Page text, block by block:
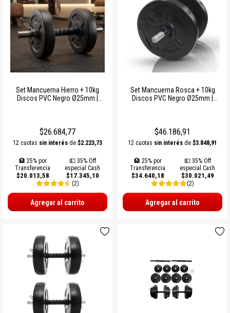
Set Mancuerna Hierro + 10kg
Discos PVC Negro Ø25mm |
$26.684,77
12 cuotas sin interés de $2.223,73
🏦 25% por
Transferencia
$20.013,58
💵 35% Off
especial Cash
$17.345,10
(2)
Agregar al carrito
Set Mancuerna Rosca + 10kg
Discos PVC Negro Ø25mm |
$46.186,91
12 cuotas sin interés de $3.848,91
🏦 25% por
Transferencia
$34.640,18
💵 35% Off
especial Cash
$30.021,49
(2)
Agregar al carrito